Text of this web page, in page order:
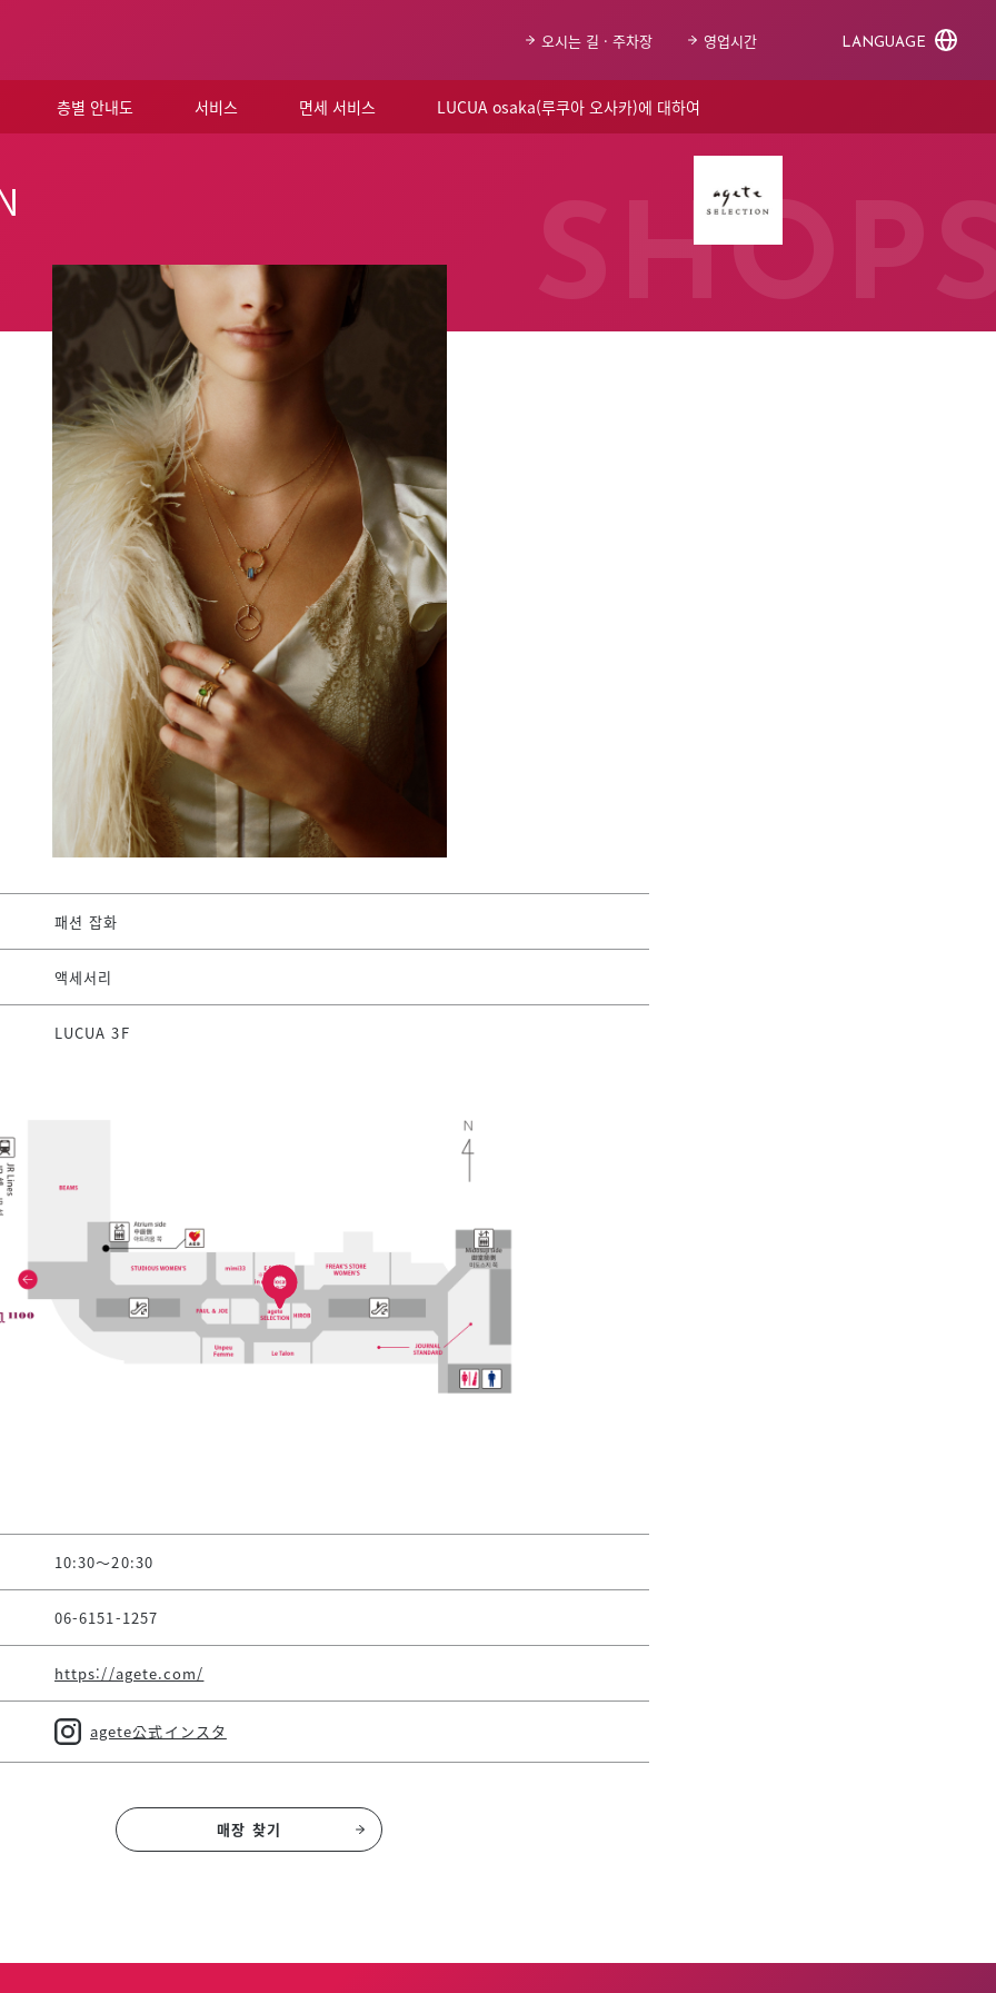
오시는 길 · 주차장 영업시간 LANGUAGE
층별 안내도 서비스 면세 서비스 LUCUA osaka(루쿠아 오사카)에 대하여
패션 잡화
액세서리
LUCUA 3F
10:30～20:30
06-6151-1257
https://agete.com/
agete公式インスタ
매장 찾기